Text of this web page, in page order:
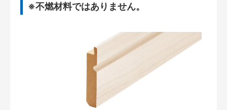
※不燃材料ではありません。